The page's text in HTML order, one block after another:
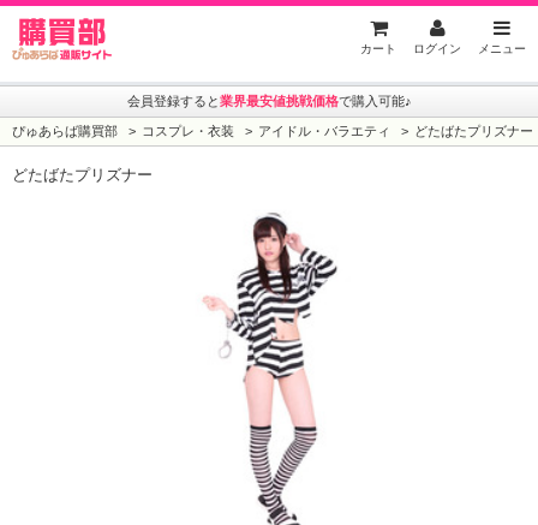
カート ログイン メニュー
会員登録すると業界最安値挑戦価格で購入可能♪
ぴゅあらば購買部 コスプレ・衣装 アイドル・バラエティ どたばたプリズナー
どたばたプリズナー